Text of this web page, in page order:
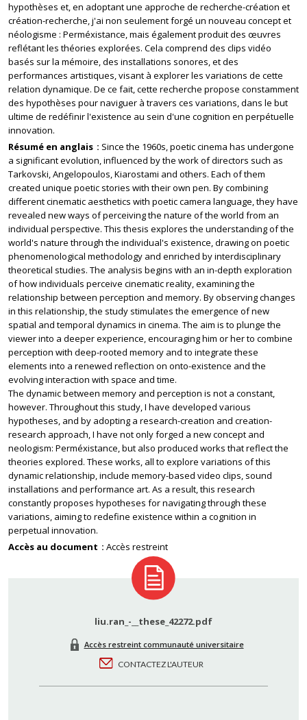
hypothèses et, en adoptant une approche de recherche-création et
création-recherche, j'ai non seulement forgé un nouveau concept et
néologisme : Perméxistance, mais également produit des œuvres
reflétant les théories explorées. Cela comprend des clips vidéo
basés sur la mémoire, des installations sonores, et des
performances artistiques, visant à explorer les variations de cette
relation dynamique. De ce fait, cette recherche propose constamment
des hypothèses pour naviguer à travers ces variations, dans le but
ultime de redéfinir l'existence au sein d'une cognition en perpétuelle
innovation.
Résumé en anglais
Since the 1960s, poetic cinema has undergone
a significant evolution, influenced by the work of directors such as
Tarkovski, Angelopoulos, Kiarostami and others. Each of them
created unique poetic stories with their own pen. By combining
different cinematic aesthetics with poetic camera language, they have
revealed new ways of perceiving the nature of the world from an
individual perspective. This thesis explores the understanding of the
world's nature through the individual's existence, drawing on poetic
phenomenological methodology and enriched by interdisciplinary
theoretical studies. The analysis begins with an in-depth exploration
of how individuals perceive cinematic reality, examining the
relationship between perception and memory. By observing changes
in this relationship, the study stimulates the emergence of new
spatial and temporal dynamics in cinema. The aim is to plunge the
viewer into a deeper experience, encouraging him or her to combine
perception with deep-rooted memory and to integrate these
elements into a renewed reflection on onto-existence and the
evolving interaction with space and time.
The dynamic between memory and perception is not a constant,
however. Throughout this study, I have developed various
hypotheses, and by adopting a research-creation and creation-
research approach, I have not only forged a new concept and
neologism: Perméxistance, but also produced works that reflect the
theories explored. These works, all to explore variations of this
dynamic relationship, include memory-based video clips, sound
installations and performance art. As a result, this research
constantly proposes hypotheses for navigating through these
variations, aiming to redefine existence within a cognition in
perpetual innovation.
Accès au document
Accès restreint
liu.ran_-__these_42272.pdf
Accès restreint communauté universitaire
CONTACTEZ L'AUTEUR